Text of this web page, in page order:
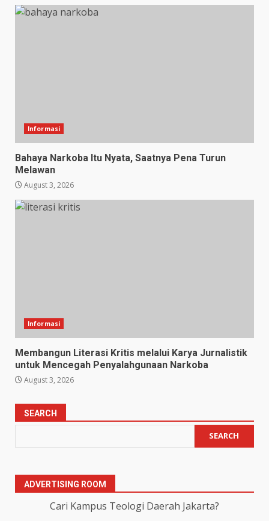
Informasi
Bahaya Narkoba Itu Nyata, Saatnya Pena Turun
Melawan
August 3, 2026
Informasi
Membangun Literasi Kritis melalui Karya Jurnalistik
untuk Mencegah Penyalahgunaan Narkoba
August 3, 2026
SEARCH
SEARCH
ADVERTISING ROOM
Cari Kampus Teologi Daerah Jakarta?